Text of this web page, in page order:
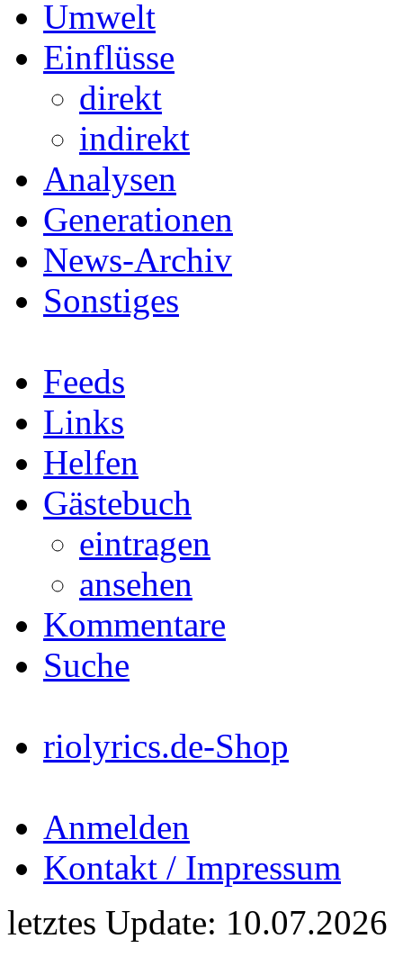
Umwelt
Einflüsse
direkt
indirekt
Analysen
Generationen
News-Archiv
Sonstiges
Feeds
Links
Helfen
Gästebuch
eintragen
ansehen
Kommentare
Suche
riolyrics.de-Shop
Anmelden
Kontakt / Impressum
letztes Update: 10.07.2026